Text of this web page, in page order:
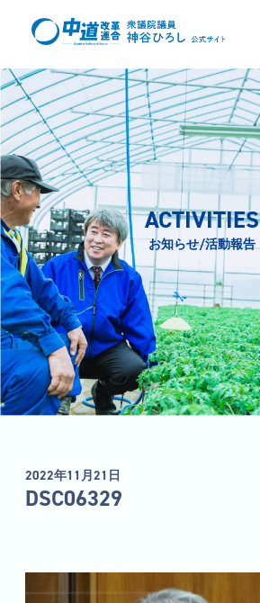
ACTIVITIES
お知らせ/活動報告
2022年11月21日
DSC06329